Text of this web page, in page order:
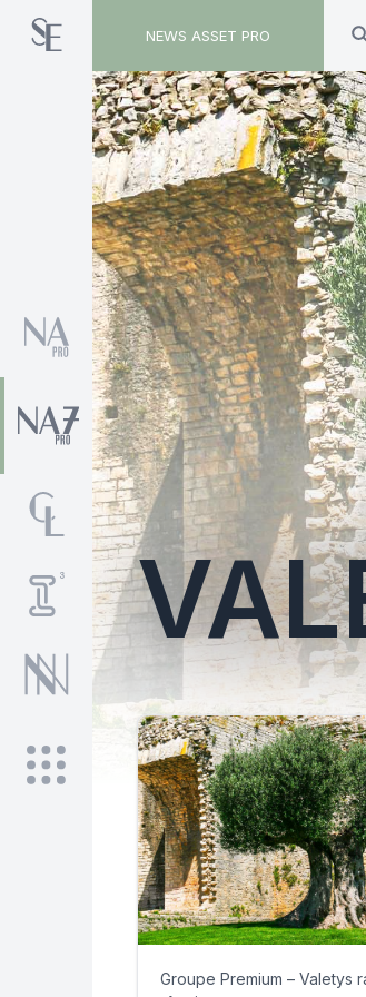
NEWS ASSET PRO
Toute l'actualité sur le tag
Groupe Premium – Valetys